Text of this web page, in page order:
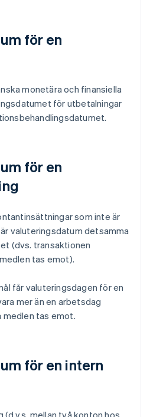
för en
monetära och finansiella
för utbetalningar
för en
som inte är
valuteringsdatum detsamma
(dvs. transaktionen
tas emot).
får valuteringsdagen för en
mer än en arbetsdag
medlen tas emot.
för en intern